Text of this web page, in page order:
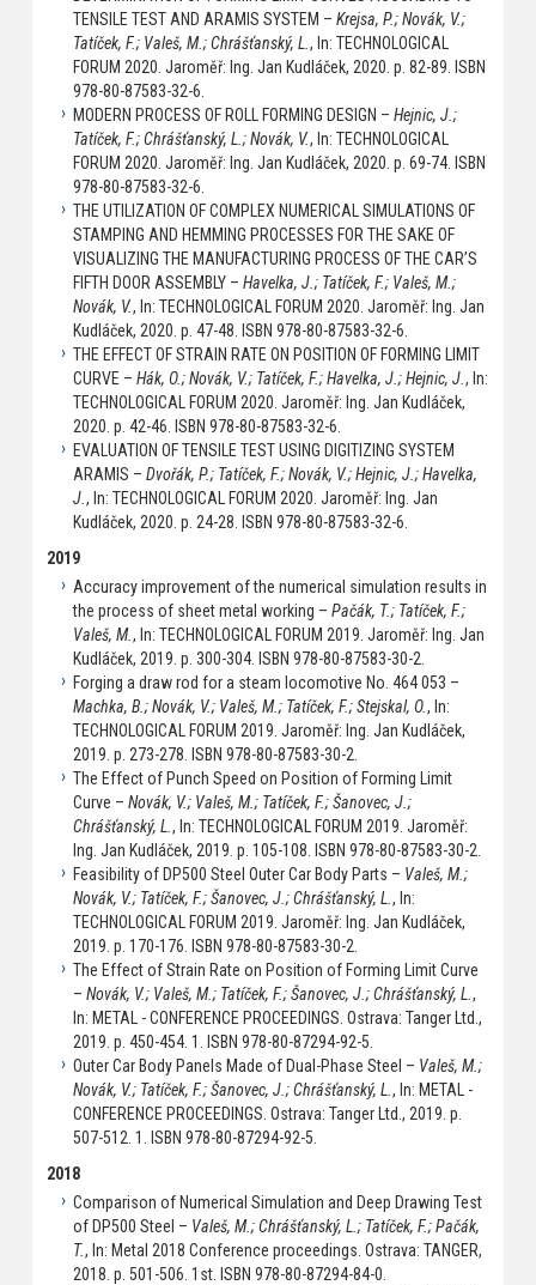
TENSILE TEST AND ARAMIS SYSTEM – Krejsa, P.; Novák, V.;
Tatíček, F.; Valeš, M.; Chrášťanský, L. , In: TECHNOLOGICAL
FORUM 2020. Jaroměř: Ing. Jan Kudláček, 2020. p. 82-89. ISBN
978-80-87583-32-6.
MODERN PROCESS OF ROLL FORMING DESIGN – Hejnic, J.;
Tatíček, F.; Chrášťanský, L.; Novák, V., In: TECHNOLOGICAL
FORUM 2020. Jaroměř: Ing. Jan Kudláček, 2020. p. 69-74. ISBN
978-80-87583-32-6.
THE UTILIZATION OF COMPLEX NUMERICAL SIMULATIONS OF
STAMPING AND HEMMING PROCESSES FOR THE SAKE OF
VISUALIZING THE MANUFACTURING PROCESS OF THE CAR’S
FIFTH DOOR ASSEMBLY – Havelka, J.; Tatíček, F.; Valeš, M.;
Novák, V., In: TECHNOLOGICAL FORUM 2020. Jaroměř: Ing. Jan
Kudláček, 2020. p. 47-48. ISBN 978-80-87583-32-6.
THE EFFECT OF STRAIN RATE ON POSITION OF FORMING LIMIT
CURVE – Hák, O.; Novák, V.; Tatíček, F.; Havelka, J.; Hejnic, J. , In:
TECHNOLOGICAL FORUM 2020. Jaroměř: Ing. Jan Kudláček,
2020. p. 42-46. ISBN 978-80-87583-32-6.
EVALUATION OF TENSILE TEST USING DIGITIZING SYSTEM
ARAMIS – Dvořák, P.; Tatíček, F.; Novák, V.; Hejnic, J.; Havelka,
J. , In: TECHNOLOGICAL FORUM 2020. Jaroměř: Ing. Jan
Kudláček, 2020. p. 24-28. ISBN 978-80-87583-32-6.
2019
Accuracy improvement of the numerical simulation results in
the process of sheet metal working – Pačák, T.; Tatíček, F.;
Valeš, M., In: TECHNOLOGICAL FORUM 2019. Jaroměř: Ing. Jan
Kudláček, 2019. p. 300-304. ISBN 978-80-87583-30-2.
Forging a draw rod for a steam locomotive No. 464 053 –
Machka, B.; Novák, V.; Valeš, M.; Tatíček, F.; Stejskal, O., In:
TECHNOLOGICAL FORUM 2019. Jaroměř: Ing. Jan Kudláček,
2019. p. 273-278. ISBN 978-80-87583-30-2.
The Effect of Punch Speed on Position of Forming Limit
Curve – Novák, V.; Valeš, M.; Tatíček, F.; Šanovec, J.;
Chrášťanský, L. , In: TECHNOLOGICAL FORUM 2019. Jaroměř:
Ing. Jan Kudláček, 2019. p. 105-108. ISBN 978-80-87583-30-2.
Feasibility of DP500 Steel Outer Car Body Parts – Valeš, M.;
Novák, V.; Tatíček, F.; Šanovec, J.; Chrášťanský, L. , In:
TECHNOLOGICAL FORUM 2019. Jaroměř: Ing. Jan Kudláček,
2019. p. 170-176. ISBN 978-80-87583-30-2.
The Effect of Strain Rate on Position of Forming Limit Curve
– Novák, V.; Valeš, M.; Tatíček, F.; Šanovec, J.; Chrášťanský, L. ,
In: METAL - CONFERENCE PROCEEDINGS. Ostrava: Tanger Ltd.,
2019. p. 450-454. 1. ISBN 978-80-87294-92-5.
Outer Car Body Panels Made of Dual-Phase Steel – Valeš, M.;
Novák, V.; Tatíček, F.; Šanovec, J.; Chrášťanský, L. , In: METAL -
CONFERENCE PROCEEDINGS. Ostrava: Tanger Ltd., 2019. p.
507-512. 1. ISBN 978-80-87294-92-5.
2018
Comparison of Numerical Simulation and Deep Drawing Test
of DP500 Steel – Valeš, M.; Chrášťanský, L.; Tatíček, F.; Pačák,
T., In: Metal 2018 Conference proceedings. Ostrava: TANGER,
2018. p. 501-506. 1st. ISBN 978-80-87294-84-0.